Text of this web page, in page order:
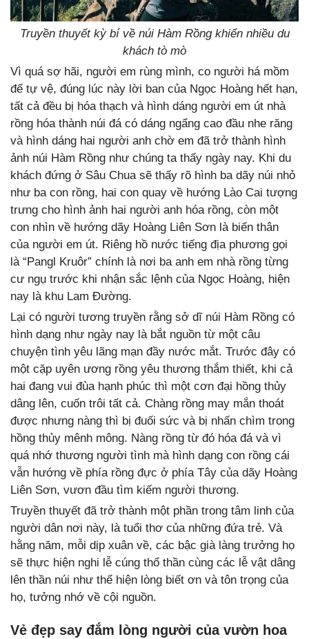
Truyền thuyết kỳ bí về núi Hàm Rồng khiến nhiều du
khách tò mò
Vì quá sợ hãi, người em rùng mình, co người há mồm
để tự vệ, đúng lúc này lời ban của Ngọc Hoàng hết hạn,
tất cả đều bị hóa thạch và hình dáng người em út nhà
rồng hóa thành núi đá có dáng ngẩng cao đầu nhe răng
và hình dáng hai người anh chờ em đã trở thành hình
ảnh núi Hàm Rồng như chúng ta thấy ngày nay. Khi du
khách đứng ở Sâu Chua sẽ thấy rõ hình ba dãy núi nhỏ
như ba con rồng, hai con quay về hướng Lào Cai tượng
trưng cho hình ảnh hai người anh hóa rồng, còn một
con nhìn về hướng dãy Hoàng Liên Sơn là biến thân
của người em út. Riêng hồ nước tiếng địa phương gọi
là “Pangl Kruôr” chính là nơi ba anh em nhà rồng từng
cư ngụ trước khi nhận sắc lệnh của Ngọc Hoàng, hiện
nay là khu Lam Đường.
Lại có người tương truyền rằng sở dĩ núi Hàm Rồng có
hình dạng như ngày nay là bắt nguồn từ một câu
chuyện tình yêu lãng mạn đầy nước mắt. Trước đây có
một cặp uyên ương rồng yêu thương thắm thiết, khi cả
hai đang vui đùa hạnh phúc thì một cơn đại hồng thủy
dâng lên, cuốn trôi tất cả. Chàng rồng may mắn thoát
được nhưng nàng thì bị đuối sức và bị nhấn chìm trong
hồng thủy mênh mông. Nàng rồng từ đó hóa đá và vì
quá nhớ thương người tình mà hình dạng con rồng cái
vẫn hướng về phía rồng đực ở phía Tây của dãy Hoàng
Liên Sơn, vươn đầu tìm kiếm người thương.
Truyền thuyết đã trở thành một phần trong tâm linh của
người dân nơi này, là tuổi thơ của những đứa trẻ. Và
hằng năm, mỗi dịp xuân về, các bậc già làng trưởng họ
sẽ thực hiện nghi lễ cúng thổ thần cùng các lễ vật dâng
lên thần núi như thể hiện lòng biết ơn và tôn trọng của
họ, tưởng nhớ về cội nguồn.
Vẻ đẹp say đắm lòng người của vườn hoa